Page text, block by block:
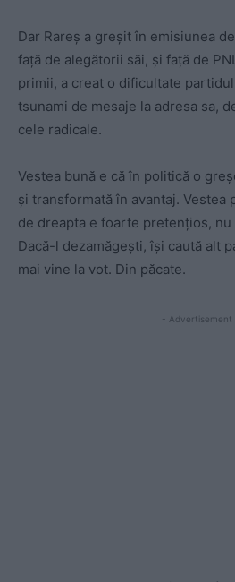
Dar Rareș a greșit în emisiunea
față de alegătorii săi, și față de
primii, a creat o dificultate
tsunami de mesaje la adresa sa,
cele radicale.
Vestea bună e că în politică o
și transformată în avantaj. Vestea
de dreapta e foarte pretențios,
Dacă-l dezamăgești, își caută alt
mai vine la vot. Din păcate.
- Advertisement -